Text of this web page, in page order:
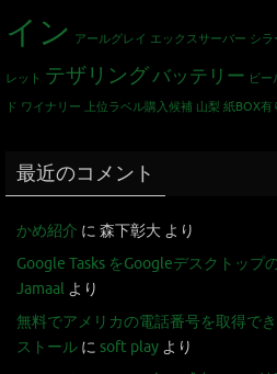
イン アールグレイ エックスサーバー シラ
レット テザリングバッテリー ビー
ド ワイナリー 上位ラベル購入候補 山梨 紙BOX有
最近のコメント
かめ紹介 に 森下彰大 より
Google Tasks をGoogleデスクトップ
Jamaal より
無料でアメリカの電話番号を取得で
ストール に soft play より